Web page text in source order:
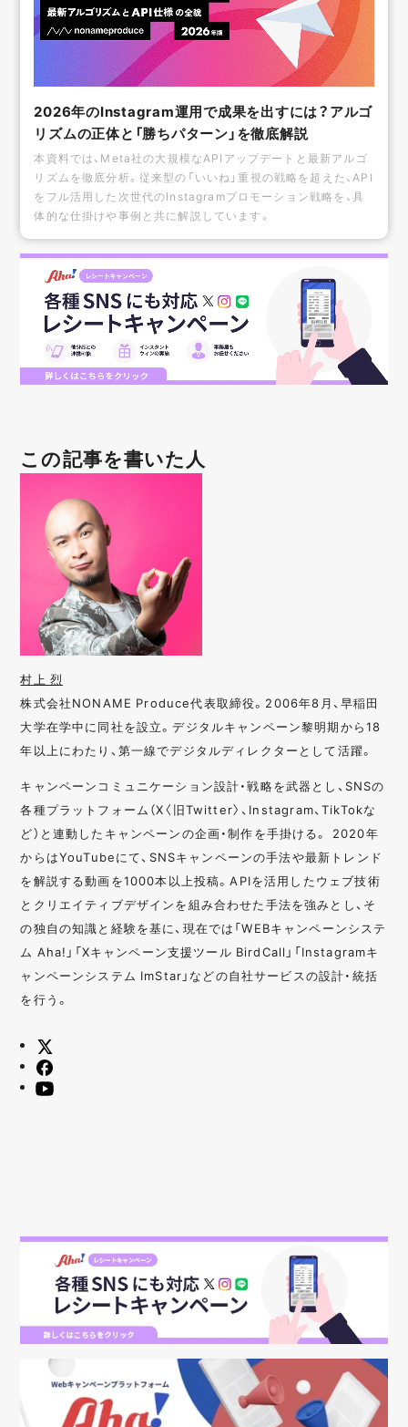
2026年のInstagram運用で成果を出すには？アルゴ
リズムの正体と「勝ちパターン」を徹底解説
本資料では、Meta社の大規模なAPIアップデートと最新アルゴ
リズムを徹底分析。従来型の「いいね」重視の戦略を超えた、API
をフル活用した次世代のInstagramプロモーション戦略を、具
体的な仕掛けや事例と共に解説しています。
この記事を書いた人
村上 烈
株式会社NONAME Produce代表取締役。2006年8月、早稲田
大学在学中に同社を設立。デジタルキャンペーン黎明期から18
年以上にわたり、第一線でデジタルディレクターとして活躍。
キャンペーンコミュニケーション設計・戦略を武器とし、SNSの
各種プラットフォーム（X〈旧Twitter〉、Instagram、TikTokな
ど）と連動したキャンペーンの企画・制作を手掛ける。 2020年
からはYouTubeにて、SNSキャンペーンの手法や最新トレンド
を解説する動画を1000本以上投稿。APIを活用したウェブ技術
とクリエイティブデザインを組み合わせた手法を強みとし、そ
の独自の知識と経験を基に、現在では「WEBキャンペーンシステ
ム Aha!」「Xキャンペーン支援ツール BirdCall」「Instagramキ
ャンペーンシステム ImStar」などの自社サービスの設計・統括
を行う。